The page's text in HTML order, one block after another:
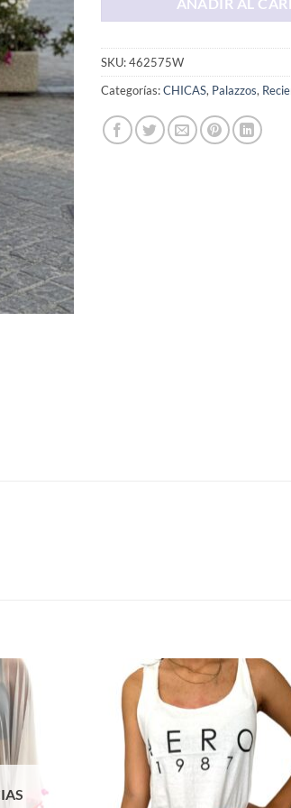
AÑADIR AL
SKU:462575W
Categorías:CHICAS, Palazzos,